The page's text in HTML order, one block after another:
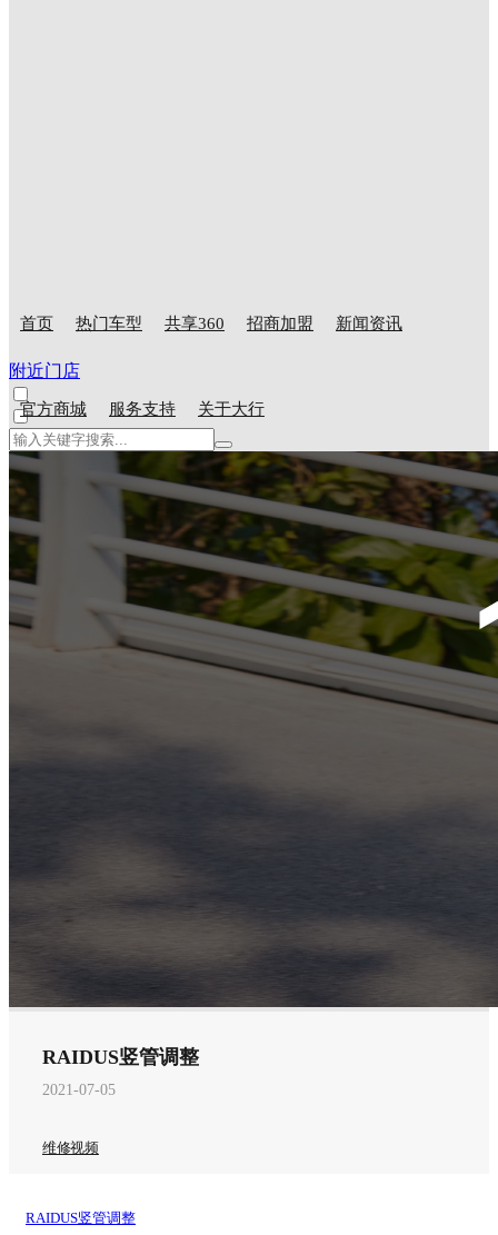
首页 热门车型 共享360 招商加盟 新闻资讯
官方商城 服务支持 关于大行
附近门店
RAIDUS竖管调整
2021-07-05
维修视频
RAIDUS竖管调整